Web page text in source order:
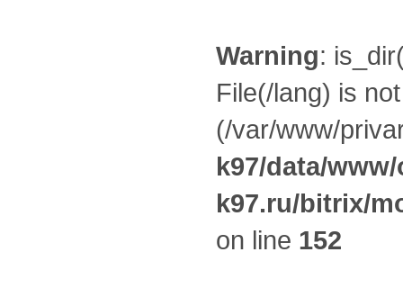
Warning:
File(/lang) is
(/var/www/
k97/data/
k97.ru/bitrix/
on line 152